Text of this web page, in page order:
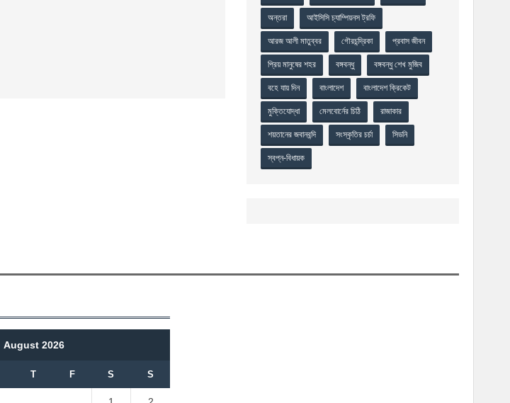
অন্তরা আইসিসি চ্যাম্পিয়নস ট্রফি
আরজ আলী মাতুব্বর গৌরচন্দ্রিকা প্রবাস জীবন
প্রিয় মানুষের শহর বঙ্গবন্ধু বঙ্গবন্ধু শেখ মুজিব
বহে যায় দিন বাংলাদেশ বাংলাদেশ ক্রিকেট
মুক্তিযোদ্ধা মেলবোর্নের চিঠি রাজাকার
শয়তানের জবানবন্দি সংস্কৃতির চর্চা সিডনি
স্বপ্ন-বিধায়ক
August 2026
T F S S